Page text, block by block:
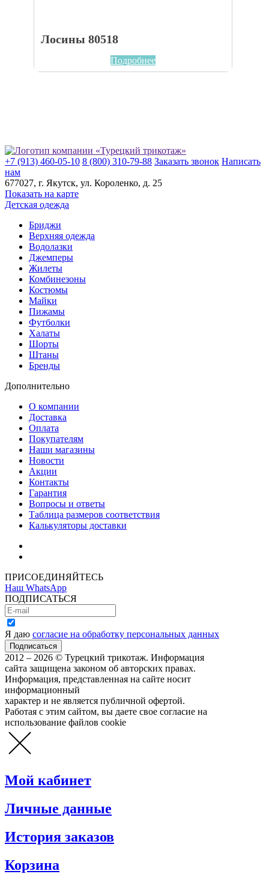
Лосины 80518
Подробнее
+7 (913) 460-05-10 8 (800) 310-79-88 Заказать звонок Написать
нам
677027, г. Якутск, ул. Короленко, д. 25
Показать на карте
Детская одежда
Бриджи
Верхняя одежда
Водолазки
Джемперы
Жилеты
Комбинезоны
Костюмы
Майки
Пижамы
Футболки
Халаты
Шорты
Штаны
Бренды
Дополнительно
О компании
Доставка
Оплата
Покупателям
Наши магазины
Новости
Акции
Контакты
Гарантия
Вопросы и ответы
Таблица размеров соответствия
Калькуляторы доставки
ПРИСОЕДИНЯЙТЕСЬ
Наш WhatsApp
ПОДПИСАТЬСЯ
Я даю согласие на обработку персональных данных
2012 – 2026 © Турецкий трикотаж. Информация
сайта защищена законом об авторских правах.
Информация, представленная на сайте носит
информационный
характер и не является публичной офертой.
Работая с этим сайтом, вы даете свое согласие на
использование файлов cookie
Мой кабинет
Личные данные
История заказов
Корзина